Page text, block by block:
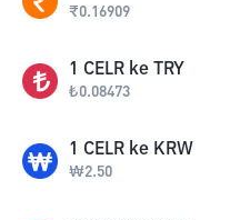
₹0.16909
1 CELR ke TRY
₺0.08473
1 CELR ke KRW
₩2.50